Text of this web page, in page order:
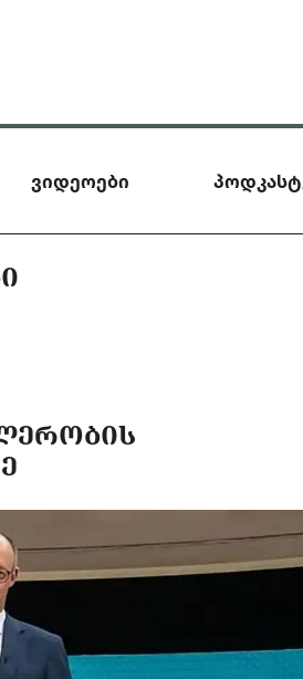
ვიდეოები